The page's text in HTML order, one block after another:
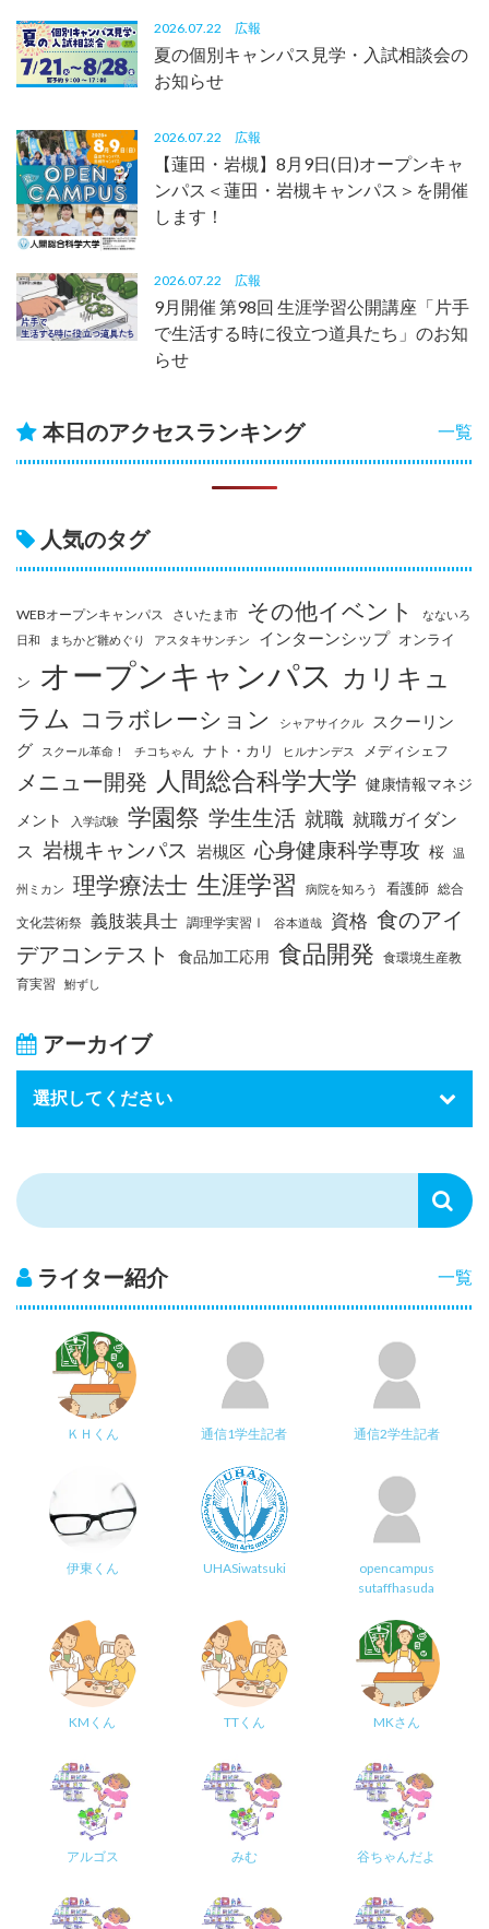
2026.07.22 広報
夏の個別キャンパス見学・入試相談会の
お知らせ
2026.07.22 広報
【蓮田・岩槻】8月9日(日)オープンキャ
ンパス＜蓮田・岩槻キャンパス＞を開催
します！
2026.07.22 広報
9月開催 第98回 生涯学習公開講座「片手
で生活する時に役立つ道具たち」のお知
らせ
一覧
本日のアクセスランキング
人気のタグ
WEBオープンキャンパス さいたま市 その他イベント
なないろ
日和
まちかど雛めぐり アスタキサンチン インターンシップ オンライ
ン オープンキャンパス カリキュ
ラム コラボレーション シャアサイクル
スクーリン
グ
スクール革命！ チコちゃん ナト・カリ ヒルナンデス メディシェフ
メニュー開発 人間総合科学大学 健康情報マネジ
メント
入学試験 学園祭 学生生活 就職 就職ガイダン
ス 岩槻キャンパス 岩槻区 心身健康科学専攻 桜 温
州ミカン 理学療法士 生涯学習 病院を知ろう 看護師 総合
文化芸術祭 義肢装具士 調理学実習Ⅰ 谷本道哉 資格 食のアイ
デアコンテスト
食品加工応用 食品開発 食環境生産教
育実習
鮒ずし
アーカイブ
一覧
ライター紹介
ＫＨくん 通信1学生記者 通信2学生記者
伊東くん UHASiwatsuki
opencampus
sutaffhasuda
KMくん TTくん MKさん
アルゴス みむ 谷ちゃんだよ